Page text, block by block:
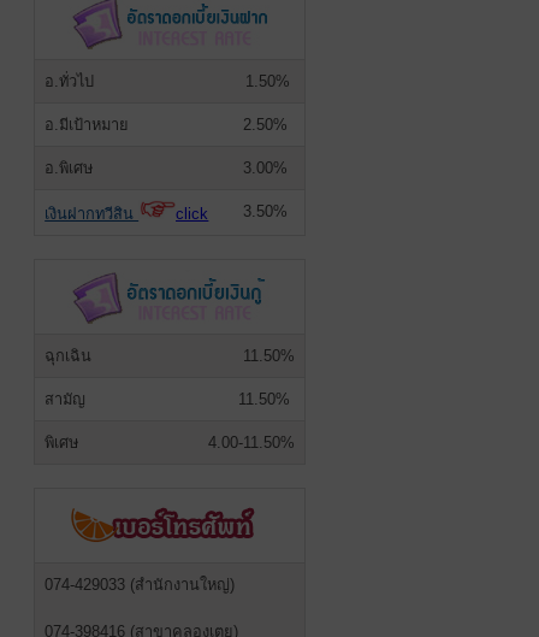
อ.ทั่วไป 1.50%
อ.มีเป้าหมาย 2.50%
อ.พิเศษ 3.00%
เงินฝากทวีสิน click 3.50%
ฉุกเฉิน 11.50%
สามัญ 11.50%
พิเศษ 4.00-11.50%
074-429033 (สำนักงานใหญ่)
074-398416 (สาขาคลองเตย)